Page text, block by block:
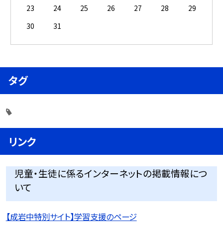
23
24 25 26 27 28
29
30
31
タグ
リンク
児童・生徒に係るインターネットの掲載情報につ
いて
【成岩中特別サイト】学習支援のページ